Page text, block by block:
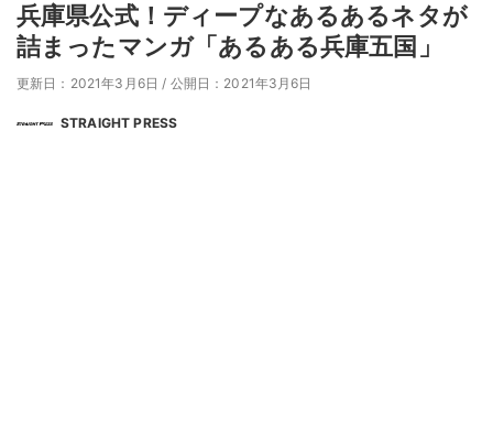
兵庫県公式！ディープなあるあるネタが
詰まったマンガ「あるある兵庫五国」
更新日：2021年3月6日 / 公開日：2021年3月6日
STRAIGHT PRESS